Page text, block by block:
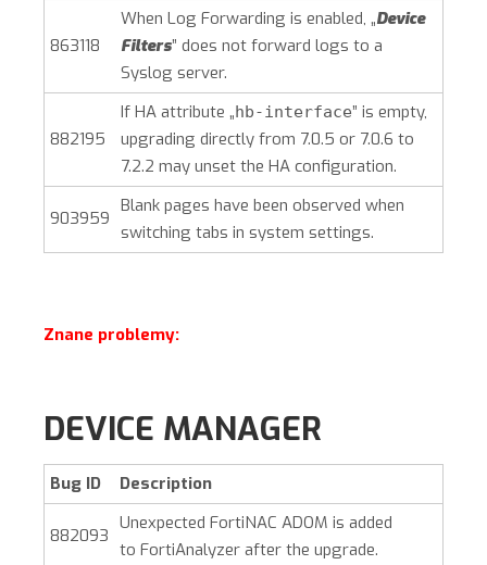
863118
When Log Forwarding is enabled, „Device
Filters” does not forward logs to a
Syslog server.
882195
If HA attribute „hb-interface” is empty,
upgrading directly from 7.0.5 or 7.0.6 to
7.2.2 may unset the HA configuration.
903959
Blank pages have been observed when
switching tabs in system settings.
Znane problemy:
DEVICE MANAGER
Bug ID Description
882093
Unexpected FortiNAC ADOM is added
to FortiAnalyzer after the upgrade.